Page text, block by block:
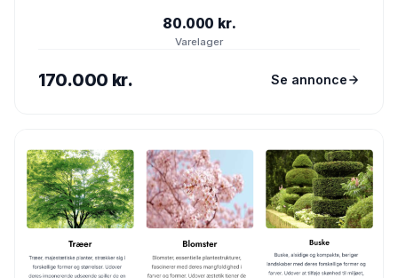
brands. Sortimentet er sammensat…
80.000 kr.
Varelager
170.000 kr. Se annonce